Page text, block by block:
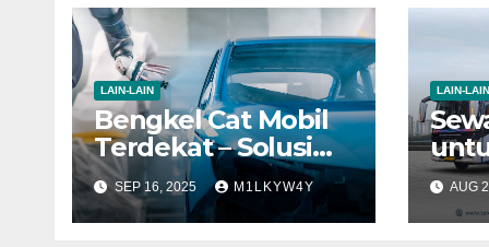
LAIN-LAIN
Bengkel Cat Mobil
Terdekat – Solusi
Kilat untuk
Tampilan
Kendaraan yang
SEP 16, 2025 M1LKYW4Y
LAIN-LAIN
AUG